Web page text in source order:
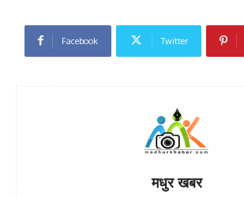
Facebook Twitter
मधुर खबर